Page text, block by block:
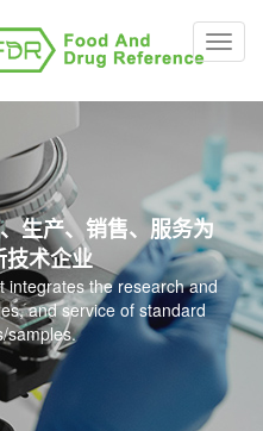
生产、销售、服务为
技术企业
integrates the research and
and service of standard
samples.